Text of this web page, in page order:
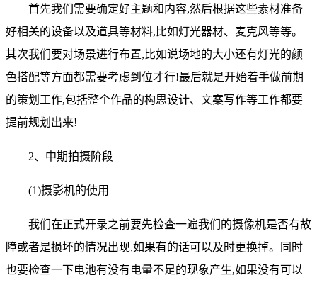
首先我们需要确定好主题和内容,然后根据这些素材准备
好相关的设备以及道具等材料,比如灯光器材、麦克风等等。
其次我们要对场景进行布置,比如说场地的大小还有灯光的颜
色搭配等方面都需要考虑到位才行!最后就是开始着手做前期
的策划工作,包括整个作品的构思设计、文案写作等工作都要
提前规划出来!
2、中期拍摄阶段
(1)摄影机的使用
我们在正式开录之前要先检查一遍我们的摄像机是否有故
障或者是损坏的情况出现,如果有的话可以及时更换掉。同时
也要检查一下电池有没有电量不足的现象产生,如果没有可以